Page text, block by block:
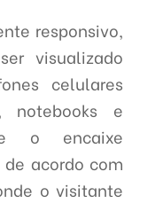
responsivo,
visualizado
celulares
notebooks e
o encaixe
acordo com
o visitante